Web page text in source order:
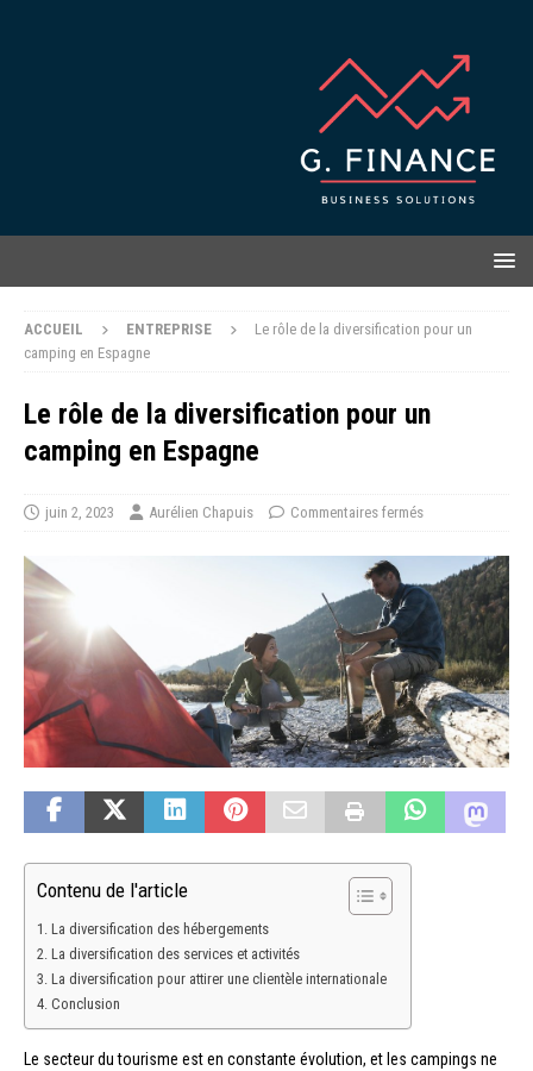
ACCUEIL ENTREPRISE
Le rôle de la diversification pour un
camping en Espagne
Le rôle de la diversification pour un
camping en Espagne
juin 2, 2023 Aurélien Chapuis Commentaires fermés
Contenu de l'article
La diversification des hébergements
La diversification des services et activités
La diversification pour attirer une clientèle internationale
Conclusion
Le secteur du tourisme est en constante évolution, et les campings ne